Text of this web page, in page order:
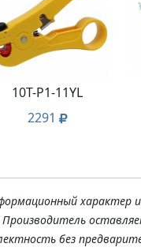
10T-P1-11YL
2291
характер
без